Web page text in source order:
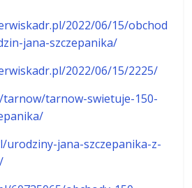
2022/06/15/obchod
jana-szczepanika/
2022/06/15/2225/
tarnow-swietuje-150-
urodziny-jana-szczepanika-z-